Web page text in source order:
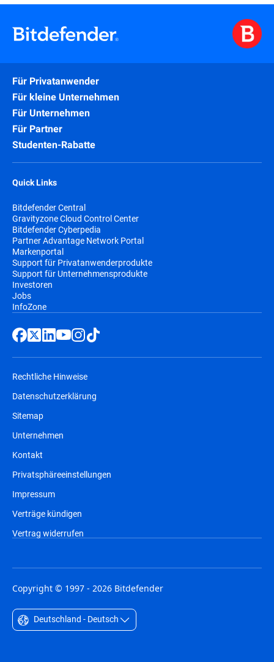
Für Privatanwender
Für kleine Unternehmen
Für Unternehmen
Für Partner
Studenten-Rabatte
Quick Links
Bitdefender Central
Gravityzone Cloud Control Center
Bitdefender Cyberpedia
Partner Advantage Network Portal
Markenportal
Support für Privatanwenderprodukte
Support für Unternehmensprodukte
Investoren
Jobs
InfoZone
Rechtliche Hinweise
Datenschutzerklärung
Sitemap
Unternehmen
Kontakt
Privatsphäreeinstellungen
Impressum
Verträge kündigen
Vertrag widerrufen
Copyright © 1997 - 2026 Bitdefender
Deutschland - Deutsch